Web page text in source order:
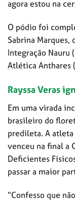
agora estou na
O pódio foi
Sabrina Marques,
Integração Nauru
Atlética Anthares
Rayssa Veras
Em uma virada
brasileiro do
predileta. A
venceu na final a
Deficientes
passar a maior
“Confesso que